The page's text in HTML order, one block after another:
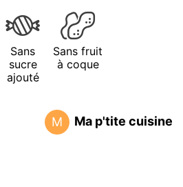
Sans
sucre
ajouté
Sans fruit
à coque
M Ma p'tite cuisine